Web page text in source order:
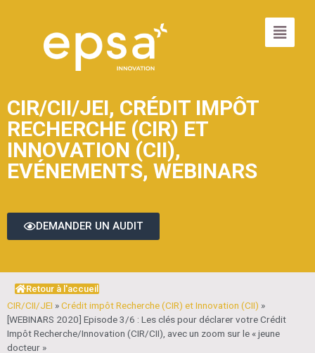
CIR/CII/JEI, CRÉDIT IMPÔT
RECHERCHE (CIR) ET
INNOVATION (CII),
EVÉNEMENTS, WEBINARS
DEMANDER UN AUDIT
Retour à l'accueil
CIR/CII/JEI »Crédit impôt Recherche (CIR) et Innovation (CII) »
[WEBINARS 2020] Episode 3/6 : Les clés pour déclarer votre Crédit
Impôt Recherche/Innovation (CIR/CII), avec un zoom sur le « jeune
docteur »